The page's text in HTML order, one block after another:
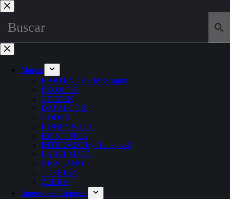
Saltar
al
contenido
Marcas
BARTENDER by Seagull
BIXOLON
CITIZEN
DATALOGIC
GODEX
HONEYWELL
IDENTIFICA
INTERMEC by Honeywell
LABELMATE
NEWLAND
TOSHIBA
ZEBRA
Impresoras Etiquetas